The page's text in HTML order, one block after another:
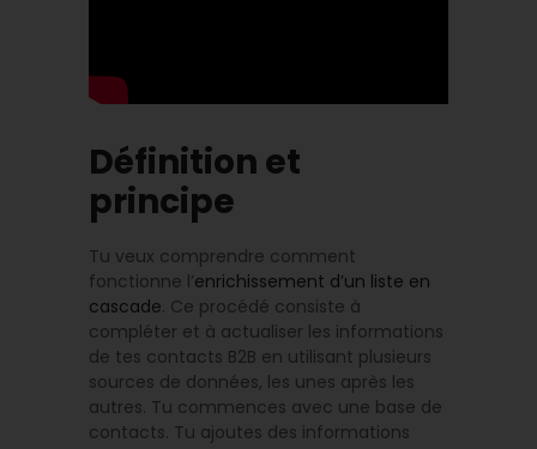
Définition et
principe
Tu veux comprendre comment
fonctionne l’enrichissement d’un liste en
cascade. Ce procédé consiste à
compléter et à actualiser les informations
de tes contacts B2B en utilisant plusieurs
sources de données, les unes après les
autres. Tu commences avec une base de
contacts. Tu ajoutes des informations